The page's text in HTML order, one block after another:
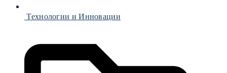
Технологии и Инновации